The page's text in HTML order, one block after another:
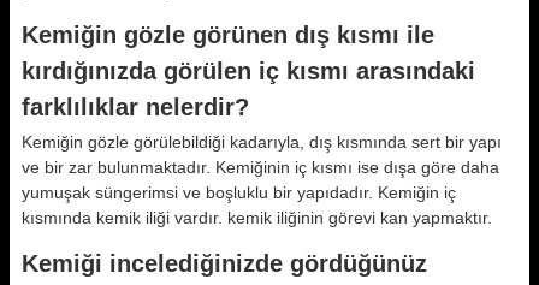
Kemiğin gözle görünen dış kısmı ile
kırdığınızda görülen iç kısmı arasındaki
farklılıklar nelerdir?
Kemiğin gözle görülebildiği kadarıyla, dış kısmında sert bir yapı
ve bir zar bulunmaktadır. Kemiğinin iç kısmı ise dışa göre daha
yumuşak süngerimsi ve boşluklu bir yapıdadır. Kemiğin iç
kısmında kemik iliği vardır. kemik iliğinin görevi kan yapmaktır.
Kemiği incelediğinizde gördüğünüz